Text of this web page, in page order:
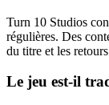
Turn 10 Studios
régulières. Des
du titre et les
Le jeu est-il